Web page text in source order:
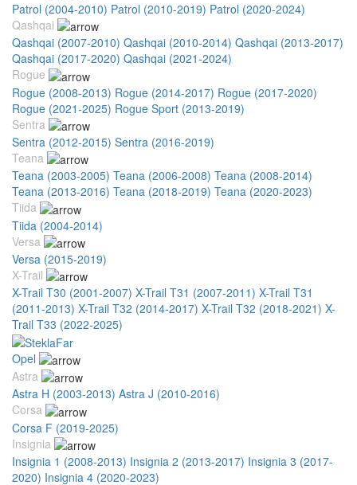
Patrol (2004-2010) Patrol (2010-2019) Patrol (2020-2024)
Qashqai
Qashqai (2007-2010) Qashqai (2010-2014) Qashqai (2013-2017)
Qashqai (2017-2020) Qashqai (2021-2024)
Rogue
Rogue (2008-2013) Rogue (2014-2017) Rogue (2017-2020)
Rogue (2021-2025) Rogue Sport (2013-2019)
Sentra
Sentra (2012-2015) Sentra (2016-2019)
Teana
Teana (2003-2005) Teana (2006-2008) Teana (2008-2014)
Teana (2013-2016) Teana (2018-2019) Teana (2020-2023)
Tiida
Tiida (2004-2014)
Versa
Versa (2015-2019)
X-Trail
X-Trail T30 (2001-2007) X-Trail T31 (2007-2011) X-Trail T31
(2011-2013) X-Trail T32 (2014-2017) X-Trail T32 (2018-2021) X-
Trail T33 (2022-2025)
Opel
Astra
Astra H (2003-2013) Astra J (2010-2016)
Corsa
Corsa F (2019-2025)
Insignia
Insignia 1 (2008-2013) Insignia 2 (2013-2017) Insignia 3 (2017-
2020) Insignia 4 (2020-2023)